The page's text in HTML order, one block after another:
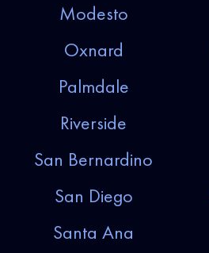
Modesto
Oxnard
Palmdale
Riverside
San Bernardino
San Diego
Santa Ana